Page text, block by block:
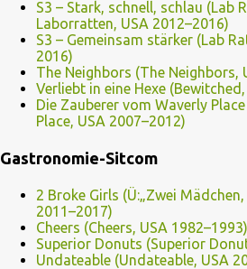
S3 – Stark, schnell, schlau (Lab
Laborratten, USA 2012–2016)
S3 – Gemeinsam stärker (Lab
2016)
The Neighbors (The Neighbors,
Verliebt in eine Hexe
Die Zauberer vom Waverly
Place, USA 2007–2012)
Gastronomie-Sitcom
2 Broke Girls (Ü:„Zwei
2011–2017)
Cheers (Cheers, USA 1982–1993)
Superior Donuts (Superior
Undateable (Undateable, USA